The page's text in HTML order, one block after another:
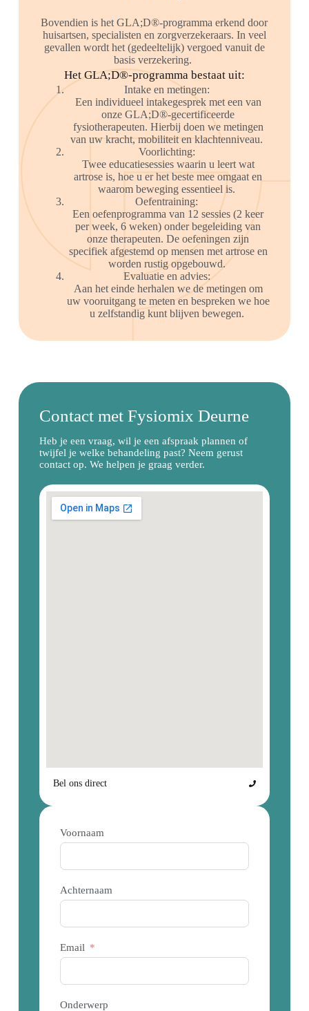
Bovendien is het GLA;D®-programma erkend door
huisartsen, specialisten en zorgverzekeraars. In veel
gevallen wordt het (gedeeltelijk) vergoed vanuit de
basis verzekering.
Het GLA;D®-programma bestaat uit:
Intake en metingen:
Een individueel intakegesprek met een van
onze GLA;D®-gecertificeerde
fysiotherapeuten. Hierbij doen we metingen
van uw kracht, mobiliteit en klachtenniveau.
Voorlichting:
Twee educatiesessies waarin u leert wat
artrose is, hoe u er het beste mee omgaat en
waarom beweging essentieel is.
Oefentraining:
Een oefenprogramma van 12 sessies (2 keer
per week, 6 weken) onder begeleiding van
onze therapeuten. De oefeningen zijn
specifiek afgestemd op mensen met artrose en
worden rustig opgebouwd.
Evaluatie en advies:
Aan het einde herhalen we de metingen om
uw vooruitgang te meten en bespreken we hoe
u zelfstandig kunt blijven bewegen.
Voornaam
Achternaam
Email
Onderwerp
Contact met Fysiomix Deurne
Heb je een vraag, wil je een afspraak plannen of
twijfel je welke behandeling past? Neem gerust
contact op. We helpen je graag verder.
Bel ons direct